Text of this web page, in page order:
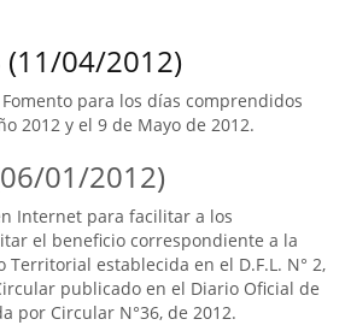
(11/04/2012)
para los días comprendidos
2012 y el 9 de Mayo de 2012.
01/2012)
Internet para facilitar a los
el beneficio correspondiente a la
establecida en el D.F.L. N° 2,
publicado en el Diario Oficial de
por Circular N°36, de 2012.